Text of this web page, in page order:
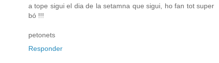
a tope sigui el dia de la setamna que sigui, ho fan tot super
bó !!!
petonets
Responder